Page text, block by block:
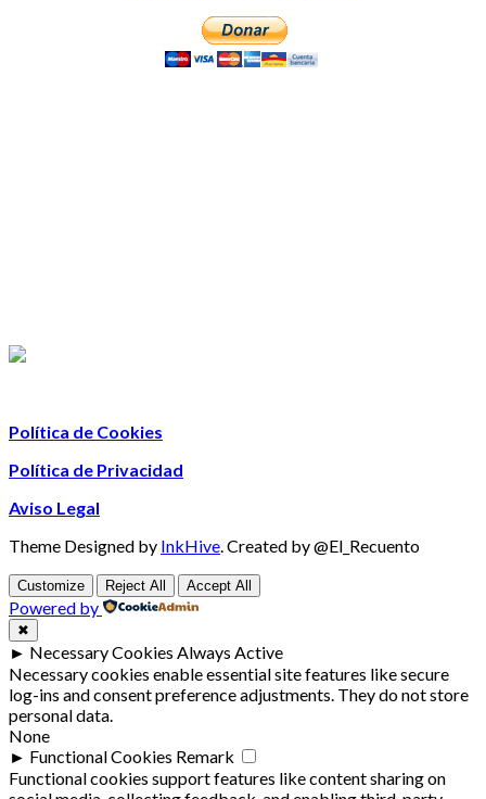
Política de Cookies
Política de Privacidad
Aviso Legal
Theme Designed by InkHive.Created by @El_Recuento
Customize Reject All Accept All
Powered by
✖
► Necessary Cookies Always Active
Necessary cookies enable essential site features like secure
log-ins and consent preference adjustments. They do not store
personal data.
None
► Functional Cookies Remark
Functional cookies support features like content sharing on